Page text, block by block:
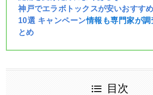
神戸でエラボトックスが安いおすす
10選 キャンペーン情報も専門家が調
とめ
目次